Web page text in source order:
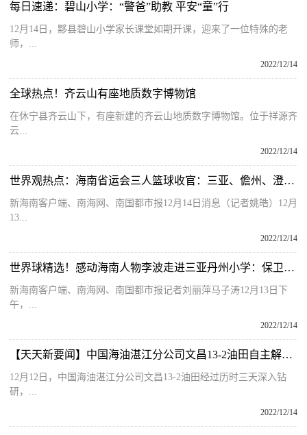
每日速递：碧山小学：“警爸”助教 平安“童”行
12月14日，黟县碧山小学家长课堂如期开课，迎来了一位特殊的老
师，...
2022/12/14
全球热点！齐云山有座地质数字博物馆
在休宁县齐云山下，有座新建的齐云山地质数字博物馆。位于祥源齐
云...
2022/12/14
世界观热点：海南省运会三人篮球收官：三亚、儋州、澄迈、海口摘得四项金牌
新海南客户端、南海网、南国都市报12月14日消息（记者姚皓）12月
13...
2022/12/14
世界球精选！感动海南人物李波走进三亚丹州小学：保卫海洋 与你“童”行
新海南客户端、南海网、南国都市报记者刘丽萍马子涛12月13日下
午，...
2022/12/14
【天天新要闻】中国海油湛江分公司文昌13-2油田自主解决燃气压缩机启机故障
12月12日，中国海油湛江分公司文昌13-2油田经过历时三天深入钻
研，...
2022/12/14